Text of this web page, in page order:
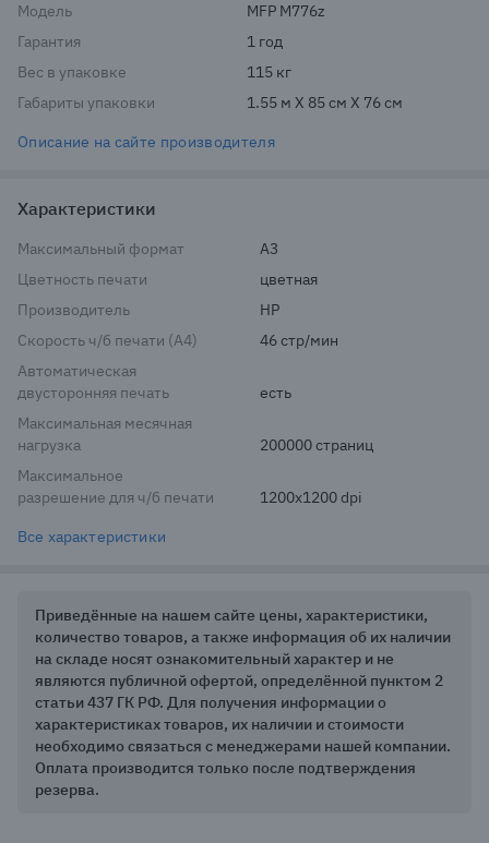
Модель
MFP M776z
Гарантия
1 год
Вес в упаковке
115 кг
Габариты упаковки
1.55 м X 85 см X 76 см
Описание на сайте производителя
Характеристики
Максимальный формат
A3
Цветность печати
цветная
Производитель
HP
Скорость ч/б печати (A4)
46 стр/мин
Автоматическая
двусторонняя печать
есть
Максимальная месячная
нагрузка
200000 страниц
Максимальное
разрешение для ч/б печати
1200x1200 dpi
Все характеристики
Приведённые на нашем сайте цены, характеристики,
количество товаров, а также информация об их наличии
на складе носят ознакомительный характер и не
являются публичной офертой, определённой пунктом 2
статьи 437 ГК РФ. Для получения информации о
характеристиках товаров, их наличии и стоимости
необходимо связаться с менеджерами нашей компании.
Оплата производится только после подтверждения
резерва.